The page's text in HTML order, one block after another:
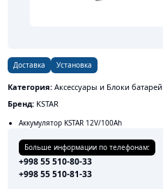
Доставка Установка
Категория:Аксессуары и Блоки батарей
Бренд: KSTAR
Аккумулятор KSTAR 12V/100Ah
Больше информации по телефонам:
+998 55 510-80-33
+998 55 510-81-33